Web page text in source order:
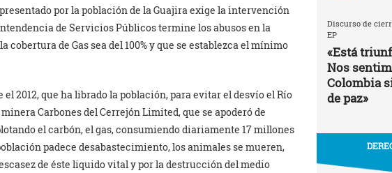
por la población de la Guajira exige la intervención
de Servicios Públicos termine los abusos en la
cobertura de Gas sea del 100% y que se establezca el mínimo
2012, que ha librado la población, para evitar el desvío el Río
Carbones del Cerrejón Limited, que se apoderó de
el carbón, el gas, consumiendo diariamente 17 millones
padece desabastecimiento, los animales se mueren,
de éste liquido vital y por la destrucción del medio
Discurso de
EP
«Está
Nos
Colombia
de paz»